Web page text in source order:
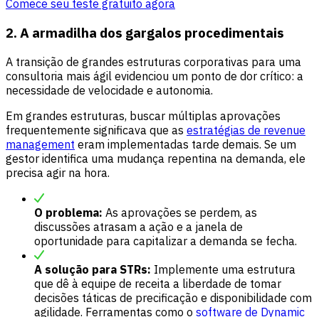
Comece seu teste gratuito agora
2. A armadilha dos gargalos procedimentais
A transição de grandes estruturas corporativas para uma
consultoria mais ágil evidenciou um ponto de dor crítico: a
necessidade de velocidade e autonomia.
Em grandes estruturas, buscar múltiplas aprovações
frequentemente significava que as estratégias de revenue
management eram implementadas tarde demais. Se um
gestor identifica uma mudança repentina na demanda, ele
precisa agir na hora.
O problema: As aprovações se perdem, as
discussões atrasam a ação e a janela de
oportunidade para capitalizar a demanda se fecha.
A solução para STRs: Implemente uma estrutura
que dê à equipe de receita a liberdade de tomar
decisões táticas de precificação e disponibilidade com
agilidade. Ferramentas como o software de Dynamic